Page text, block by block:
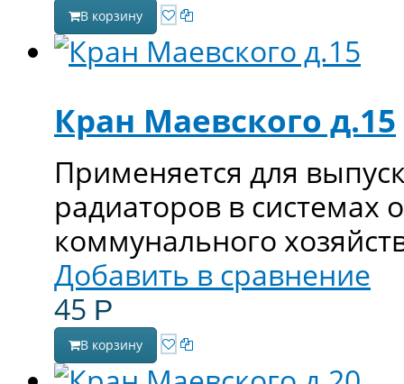
В корзину
Кран Маевского д.15
Применяется для
радиаторов в системах
коммунального
Добавить в сравнение
45 Р
В корзину